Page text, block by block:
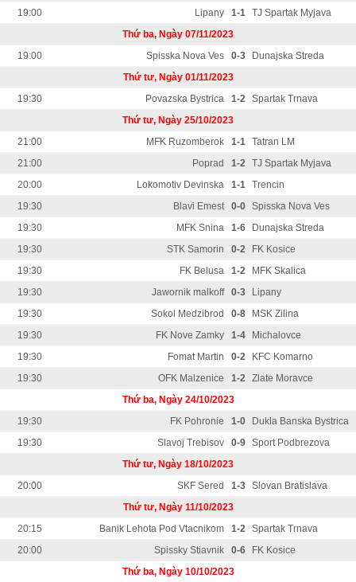
19:00
Lipany 1-1
TJ Spartak Myjava
Thứ ba, Ngày 07/11/2023
19:00
Spisska Nova Ves 0-3
Dunajska Streda
Thứ tư, Ngày 01/11/2023
19:30
Povazska Bystrica 1-2
Spartak Trnava
Thứ tư, Ngày 25/10/2023
21:00
MFK Ruzomberok 1-1
Tatran LM
21:00
Poprad 1-2
TJ Spartak Myjava
20:00
Lokomotiv Devinska 1-1
Trencin
19:30
Blavi Emest 0-0
Spisska Nova Ves
19:30
MFK Snina 1-6
Dunajska Streda
19:30
STK Samorin 0-2
FK Kosice
19:30
FK Belusa 1-2
MFK Skalica
19:30
Jawornik malkoff 0-3
Lipany
19:30
Sokol Medzibrod 0-8
MSK Zilina
19:30
FK Nove Zamky 1-4
Michalovce
19:30
Fomat Martin 0-2
KFC Komarno
19:30
OFK Malzenice 1-2
Zlate Moravce
Thứ ba, Ngày 24/10/2023
19:30
FK Pohronie 1-0
Dukla Banska Bystrica
19:30
Slavoj Trebisov 0-9
Sport Podbrezova
Thứ tư, Ngày 18/10/2023
20:00
SKF Sered 1-3
Slovan Bratislava
Thứ tư, Ngày 11/10/2023
20:15
Banik Lehota Pod Vtacnikom 1-2
Spartak Trnava
20:00
Spissky Stiavnik 0-6
FK Kosice
Thứ ba, Ngày 10/10/2023